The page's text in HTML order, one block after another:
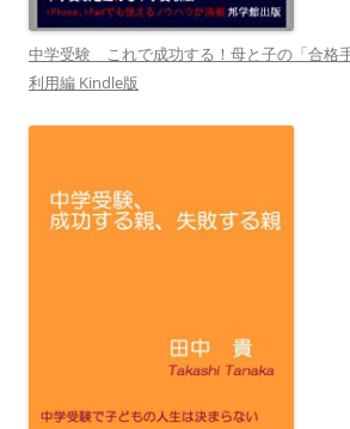
中学受験 これで成功する！母と子の「合格
利用編 Kindle版